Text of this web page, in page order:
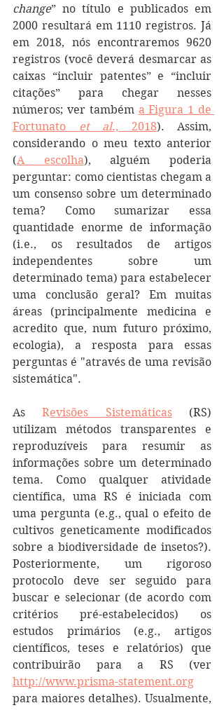
change” no título e publicados em
2000 resultará em 1110 registros. Já
em 2018, nós encontraremos 9620
registros (você deverá desmarcar as
caixas “incluir patentes” e “incluir
citações” para chegar nesses
números; ver também a Figura 1 de
Fortunato et al., 2018). Assim,
considerando o meu texto anterior
(A escolha), alguém poderia
perguntar: como cientistas chegam a
um consenso sobre um determinado
tema? Como sumarizar essa
quantidade enorme de informação
(i.e., os resultados de artigos
independentes sobre um
determinado tema) para estabelecer
uma conclusão geral? Em muitas
áreas (principalmente medicina e
acredito que, num futuro próximo,
ecologia), a resposta para essas
perguntas é "através de uma revisão
sistemática".
As Revisões Sistemáticas (RS)
utilizam métodos transparentes e
reproduzíveis para resumir as
informações sobre um determinado
tema. Como qualquer atividade
científica, uma RS é iniciada com
uma pergunta (e.g., qual o efeito de
cultivos geneticamente modificados
sobre a biodiversidade de insetos?).
Posteriormente, um rigoroso
protocolo deve ser seguido para
buscar e selecionar (de acordo com
critérios pré-estabelecidos) os
estudos primários (e.g., artigos
científicos, teses e relatórios) que
http://www.prisma-statement.org
para maiores detalhes). Usualmente,